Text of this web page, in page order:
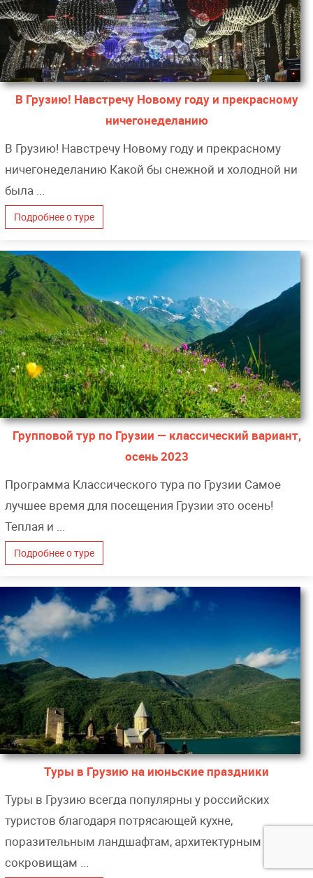
В Грузию! Навстречу Новому году и прекрасному
ничегонеделанию
В Грузию! Навстречу Новому году и прекрасному
ничегонеделанию Какой бы снежной и холодной ни
была ...
Подробнее о туре
Групповой тур по Грузии — классический вариант,
осень 2023
Программа Классического тура по Грузии Самое
лучшее время для посещения Грузии это осень!
Теплая и ...
Подробнее о туре
Туры в Грузию на июньские праздники
Туры в Грузию всегда популярны у российских
туристов благодаря потрясающей кухне,
поразительным ландшафтам, архитектурным
сокровищам ...